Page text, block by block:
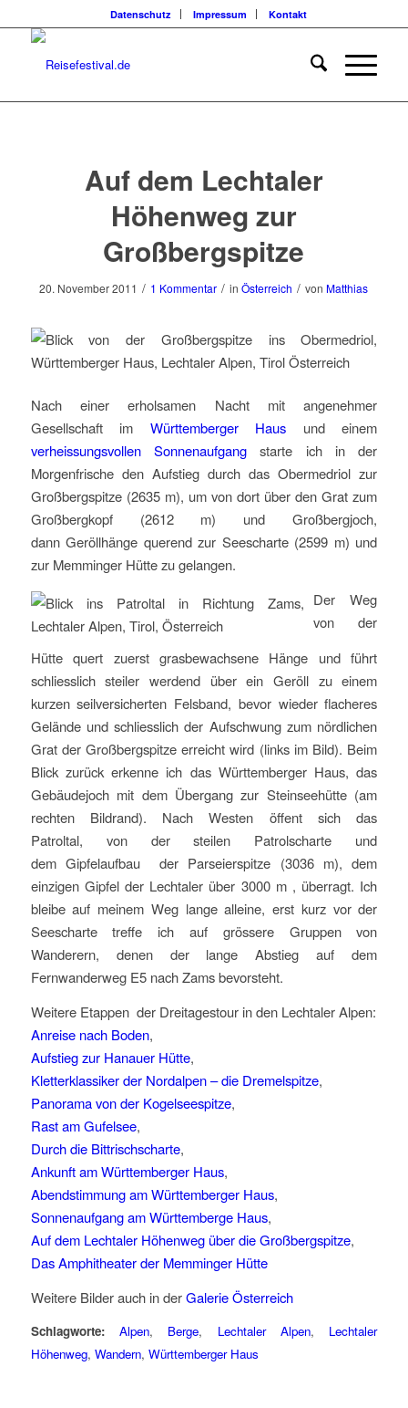
Datenschutz Impressum Kontakt
Auf dem Lechtaler
Höhenweg zur
Großbergspitze
20. November 2011 / 1 Kommentar / inÖsterreich / von Matthias
Nach einer erholsamen Nacht mit angenehmer
Gesellschaft im Württemberger Haus und einem
verheissungsvollen Sonnenaufgangstarte ich in der
Morgenfrische den Aufstieg durch das Obermedriol zur
Großbergspitze (2635 m), um von dort über den Grat zum
Großbergkopf (2612 m) und Großbergjoch,
dann Geröllhänge querend zur Seescharte (2599 m) und
zur Memminger Hütte zu gelangen.
Der Weg
von der
Hütte quert zuerst grasbewachsene Hänge und führt
schliesslich steiler werdend über ein Geröll zu einem
kurzen seilversicherten Felsband, bevor wieder flacheres
Gelände und schliesslich der Aufschwung zum nördlichen
Grat der Großbergspitze erreicht wird (links im Bild). Beim
Blick zurück erkenne ich das Württemberger Haus, das
Gebäudejoch mit dem Übergang zur Steinseehütte (am
rechten Bildrand). Nach Westen öffent sich das
Patroltal, von der steilen Patrolscharte und
dem Gipfelaufbau der Parseierspitze (3036 m), dem
einzigen Gipfel der Lechtaler über 3000 m , überragt. Ich
bleibe auf meinem Weg lange alleine, erst kurz vor der
Seescharte treffe ich auf grössere Gruppen von
Wanderern, denen der lange Abstieg auf dem
Fernwanderweg E5 nach Zams bevorsteht.
Weitere Etappen der Dreitagestour in den Lechtaler Alpen:
Anreise nach Boden,
Aufstieg zur Hanauer Hütte,
Kletterklassiker der Nordalpen – die Dremelspitze,
Panorama von der Kogelseespitze,
Rast am Gufelsee,
Durch die Bittrischscharte,
Ankunft am Württemberger Haus,
Abendstimmung am Württemberger Haus,
Sonnenaufgang am Württemberge Haus,
Auf dem Lechtaler Höhenweg über die Großbergspitze,
Das Amphitheater der Memminger Hütte
Weitere Bilder auch in derGalerie Österreich
Schlagworte: Alpen, Berge, Lechtaler Alpen, Lechtaler
Höhenweg, Wandern, Württemberger Haus